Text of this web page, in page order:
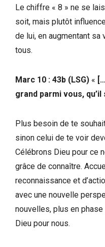
Le chiffre « 8 » ne se
soit, mais plutôt
de lui, en augmentant
tous.
Marc 10 : 43b (LSG) «
grand parmi vous,
Plus besoin de te
sinon celui de te voir
Célébrons Dieu pour ce
grâce de connaître.
reconnaissance et
avec une nouvelle
nouvelles, plus en
Dieu pour nous.